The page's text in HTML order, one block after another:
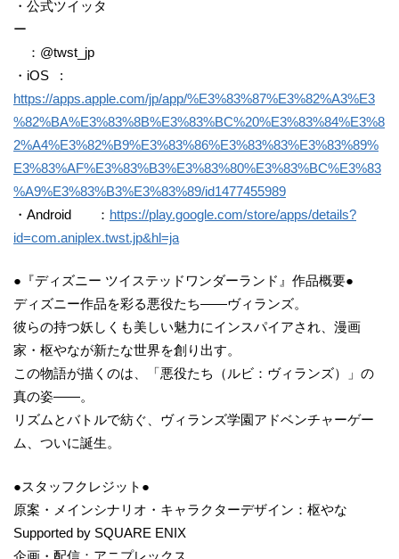
・公式ツイッタ
ー
：@twst_jp
・iOS :
https://apps.apple.com/jp/app/%E3%83%87%E3%82%A3%E3
%82%BA%E3%83%8B%E3%83%BC%20%E3%83%84%E3%8
2%A4%E3%82%B9%E3%83%86%E3%83%83%E3%83%89%
E3%83%AF%E3%83%B3%E3%83%80%E3%83%BC%E3%83
%A9%E3%83%B3%E3%83%89/id1477455989
・Android ： https://play.google.com/store/apps/details?
id=com.aniplex.twst.jp&hl=ja
●『ディズニー ツイステッドワンダーランド』作品概要●
ディズニー作品を彩る悪役たち――ヴィランズ。
彼らの持つ妖しくも美しい魅力にインスパイアされ、漫画
家・枢やなが新たな世界を創り出す。
この物語が描くのは、「悪役たち（ルビ：ヴィランズ）」の
真の姿――。
リズムとバトルで紡ぐ、ヴィランズ学園アドベンチャーゲー
ム、ついに誕生。
●スタッフクレジット●
原案・メインシナリオ・キャラクターデザイン：枢やな
Supported by SQUARE ENIX
企画・配信：アニプレックス